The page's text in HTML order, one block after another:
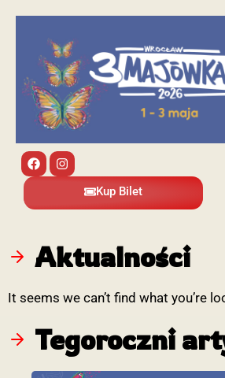
Kup Bilet
Aktualności
It seems we can’t find what you’re
Tegoroczni